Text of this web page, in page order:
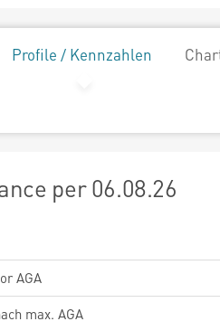
Profile / Kennzahlen
per 06.08.26
AGA
max. AGA